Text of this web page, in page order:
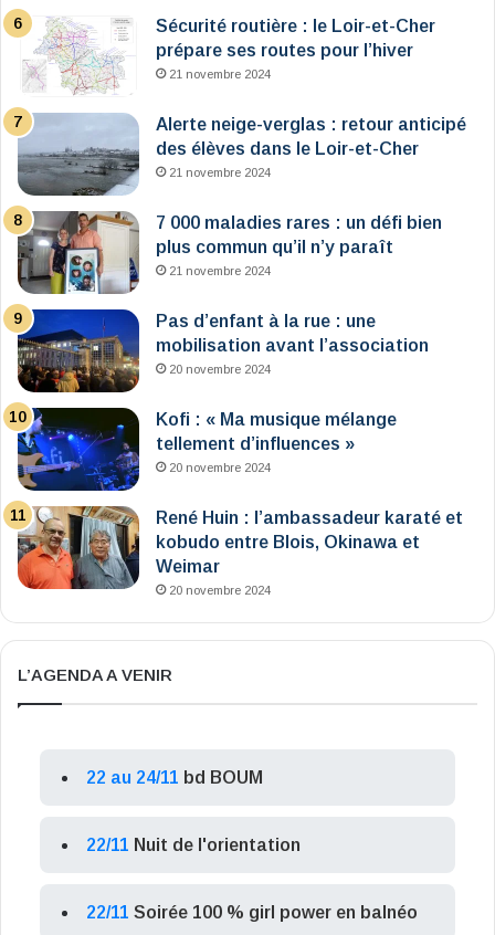
Sécurité routière : le Loir-et-Cher
prépare ses routes pour l’hiver
21 novembre 2024
Alerte neige-verglas : retour anticipé
des élèves dans le Loir-et-Cher
21 novembre 2024
7 000 maladies rares : un défi bien
plus commun qu’il n’y paraît
21 novembre 2024
Pas d’enfant à la rue : une
mobilisation avant l’association
20 novembre 2024
Kofi : « Ma musique mélange
tellement d’influences »
20 novembre 2024
René Huin : l’ambassadeur karaté et
kobudo entre Blois, Okinawa et
Weimar
20 novembre 2024
L’AGENDA A VENIR
22 au 24/11 bd BOUM
22/11 Nuit de l'orientation
22/11 Soirée 100 % girl power en balnéo